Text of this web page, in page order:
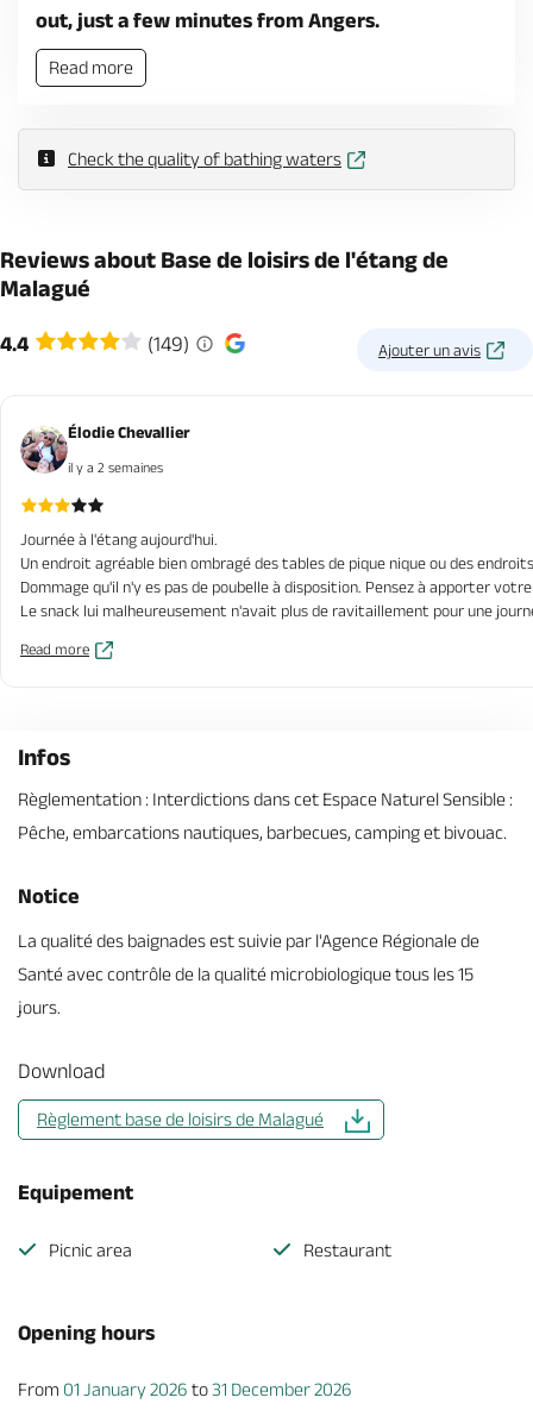
out, just a few minutes from Angers.
Read more
Check the quality of bathing waters
Reviews about Base de loisirs de l'étang de
Malagué
4.4 (149) Ajouter un avis
Élodie Chevallier
il y a 2 semaines
Journée à l'étang aujourd'hui.
Un endroit agréable bien ombragé des tables de pique nique ou des
Dommage qu'il n'y es pas de poubelle à disposition. Pensez à apporter
Le snack lui malheureusement n'avait plus de ravitaillement pour une
Read more
Infos
Règlementation : Interdictions dans cet Espace Naturel Sensible :
Pêche, embarcations nautiques, barbecues, camping et bivouac.
Notice
La qualité des baignades est suivie par l'Agence Régionale de
Santé avec contrôle de la qualité microbiologique tous les 15
jours.
Download
Règlement base de loisirs de Malagué
Equipement
Picnic area Restaurant
Opening hours
From 01 January 2026 to31 December 2026